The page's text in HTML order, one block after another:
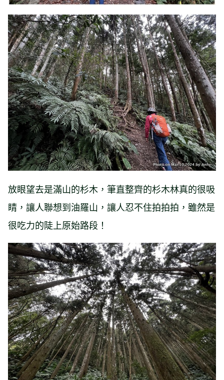
放眼望去是滿山的杉木，筆直整齊的杉木林真的很吸
睛，讓人聯想到油羅山，讓人忍不住拍拍拍，雖然是
很吃力的陡上原始路段！